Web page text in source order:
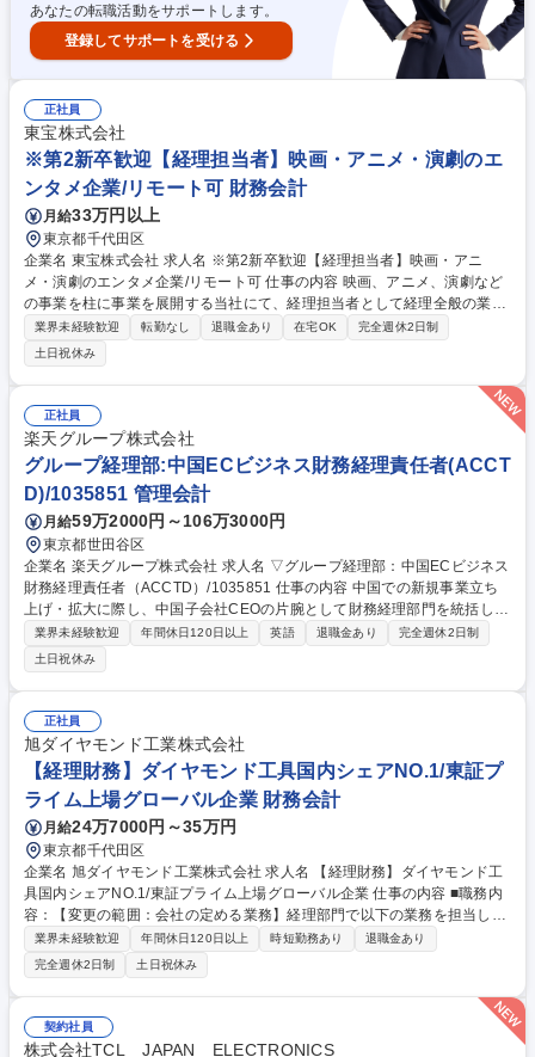
あなたの転職活動をサポートします。
登録してサポートを受ける
正社員
東宝株式会社
※第2新卒歓迎【経理担当者】映画・アニメ・演劇のエ
ンタメ企業/リモート可 財務会計
月給33万円以上
東京都千代田区
企業名 東宝株式会社 求人名 ※第2新卒歓迎【経理担当者】映画・アニ
メ・演劇のエンタメ企業/リモート可 仕事の内容 映画、アニメ、演劇など
の事業を柱に事業を展開する当社にて、経理担当者として経理全般の業務
をお任せします。 【具体的には】 ・各本部の損益計算および分析業務、
支払手続、経費精算システムにかかる業務 ・経営情報管理システムの帳簿
利用にかかる統括業務 ・決算業務や開示請求業務 等 募集職種 ※第2新卒
歓迎【経理担当者】映画・アニメ・演劇のエンタメ企業/リモート可
業界未経験歓迎 転勤なし 退職金あり 在宅OK
完全週休2日制
土日祝休み
正社員
楽天グループ株式会社
グループ経理部:中国ECビジネス財務経理責任者(ACCT
D)/1035851 管理会計
月給59万2000円～106万3000円
東京都世田谷区
企業名 楽天グループ株式会社 求人名 ▽グループ経理部：中国ECビジネス
財務経理責任者（ACCTD）/1035851 仕事の内容 中国での新規事業立ち
上げ・拡大に際し、中国子会社CEOの片腕として財務経理部門を統括し、
また、本社財務経理ディビジョンの一員として、グローバルな事業拡大を
財務・経理面から支えるメンバーを募集します。 中国上海にある子会社の
CFOまたは財務経理部長のポジションとして、 ■中国子会社の財務経理プ
ロセス全般の構築 ■財務経理オペレーションのガバナンス構築 ■予実管理
等の管理会計全般 ■海外におけるEC事業拡大の推進サポート ※本社財務
経理ディビジョンの一員として、一子会社の経理業務のみでなく、グロー
バルな事業拡大を、財務経理面から支えるミッションを担って頂きます。
募集職種 ▽グループ経理部：中国ECビジネス財務経理責任者（ACCT
D）/1035851
業界未経験歓迎 年間休日120日以上 英語 退職金あり
完全週休2日制
土日祝休み
正社員
旭ダイヤモンド工業株式会社
【経理財務】ダイヤモンド工具国内シェアNO.1/東証プ
ライム上場グローバル企業 財務会計
月給24万7000円～35万円
東京都千代田区
企業名 旭ダイヤモンド工業株式会社 求人名 【経理財務】ダイヤモンド工
具国内シェアNO.1/東証プライム上場グローバル企業 仕事の内容 ■職務内
容：【変更の範囲：会社の定める業務】経理部門で以下の業務を担当して
いるチームに加わり、経験を積みながら活躍していただきます。 ・月次決
算・四半期決算業務（伝票起票入力、経費精算、売掛金入金、買掛金支
払・未払金等）・その他経理業務（債権債務管理、固定資産管理、税務申
告業務など）・国内の事業拠点の内部監査にかかわる業務 ※その他、必要
に応じ決算短信・有価証券報告書などの決算開示書類の作成・開示にかか
わる業務や・社内資料の作成など管理会計にかかわる業務を経験していた
業界未経験歓迎 年間休日120日以上 時短勤務あり
退職金あり
完全週休2日制
土日祝休み
契約社員
株式会社TCL JAPAN ELECTRONICS